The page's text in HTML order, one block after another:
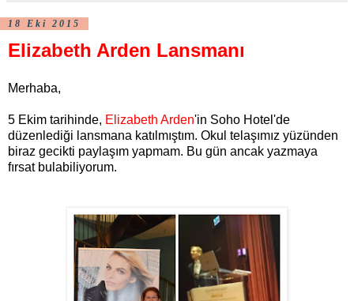
18 Eki 2015
Elizabeth Arden Lansmanı
Merhaba,
5 Ekim tarihinde, Elizabeth Arden'in Soho Hotel'de
düzenlediği lansmana katılmıştım. Okul telaşımız yüzünden
biraz gecikti paylaşım yapmam. Bu gün ancak yazmaya
fırsat bulabiliyorum.